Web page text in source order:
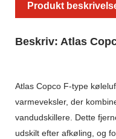
Produkt
Beskriv: Atlas
Atlas Copco F-type
varmeveksler, der
vandudskillere. Dette
udskilt efter afkøling, og